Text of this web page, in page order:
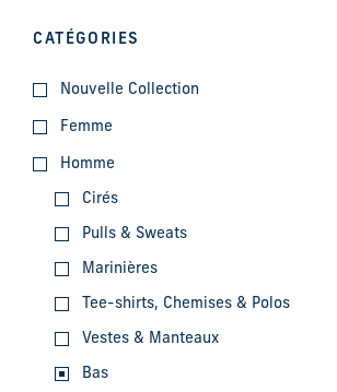
CATÉGORIES
Nouvelle Collection
Femme
Homme
Cirés
Pulls & Sweats
Marinières
Tee-shirts, Chemises & Polos
Vestes & Manteaux
Bas